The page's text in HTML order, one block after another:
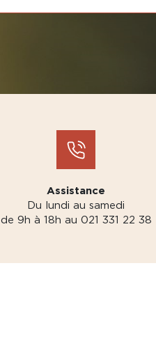
Assistance
Du lundi au samedi
de 9h à 18h au 021 331 22 38